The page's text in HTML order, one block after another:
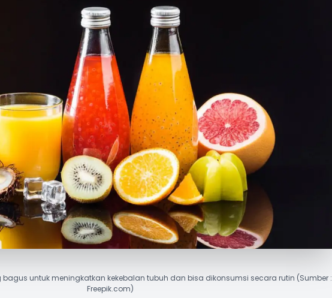
untuk meningkatkan kekebalan tubuh dan bisa dikonsumsi secara rutin (Sumber :
Freepik.com)